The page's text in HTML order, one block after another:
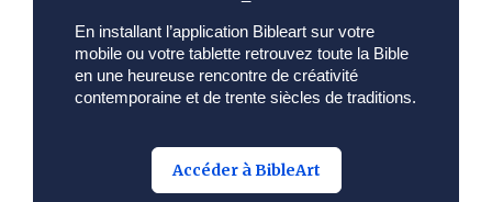
En installant l’application Bibleart sur votre
mobile ou votre tablette retrouvez toute la Bible
en une heureuse rencontre de créativité
contemporaine et de trente siècles de traditions.
Accéder à BibleArt